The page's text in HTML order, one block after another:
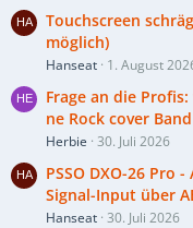
Touchscreen
möglich)
Hanseat 1. August
Frage an die
ne Rock cover
Herbie 30. Juli 2026
PSSO DXO-26 Pro
Signal-Input über
Hanseat 30. Juli 2026